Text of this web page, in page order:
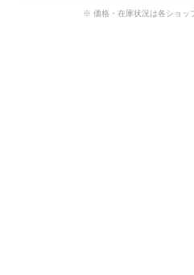
※ 価格・在庫状況は各ショッ